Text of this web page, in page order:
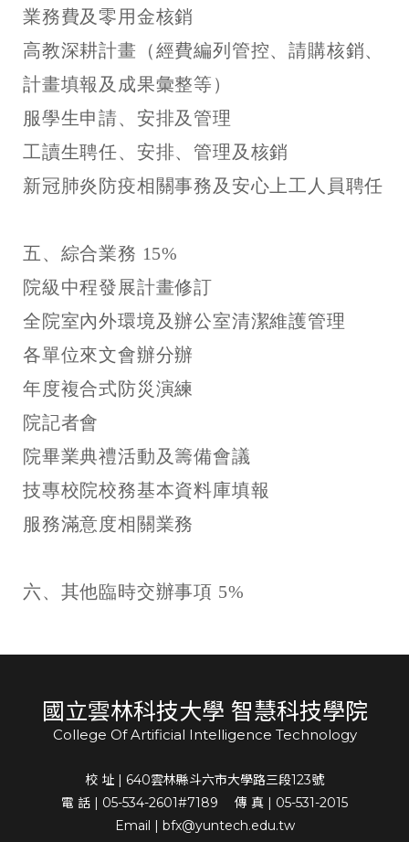
業務費及零用金核銷
高教深耕計畫（經費編列管控、請購核銷、
計畫填報及成果彙整等）
服學生申請、安排及管理
工讀生聘任、安排、管理及核銷
新冠肺炎防疫相關事務及安心上工人員聘任
五、綜合業務 15%
院級中程發展計畫修訂
全院室內外環境及辦公室清潔維護管理
各單位來文會辦分辦
年度複合式防災演練
院記者會
院畢業典禮活動及籌備會議
技專校院校務基本資料庫填報
服務滿意度相關業務
六、其他臨時交辦事項 5%
國立雲林科技大學 智慧科技學院
College Of Artificial Intelligence Technology
校 址 | 640雲林縣斗六市大學路三段123號
電 話 | 05-534-2601#7189 傳 真 | 05-531-2015
Email | bfx@yuntech.edu.tw